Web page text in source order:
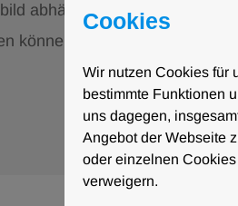
abhängig. Formen, die voll
können, gestatten eine
Cookies
Wir nutzen Cookies für
bestimmte Funktionen
uns dagegen,
Angebot der Webseite
oder einzelnen
verweigern.